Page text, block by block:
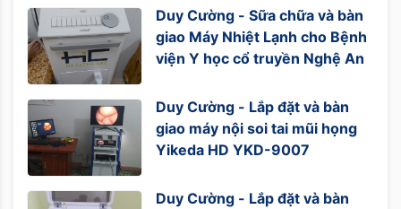
Duy Cường - Sữa chữa và bàn
giao Máy Nhiệt Lạnh cho Bệnh
viện Y học cổ truyền Nghệ An
Duy Cường - Lắp đặt và bàn
giao máy nội soi tai mũi họng
Yikeda HD YKD-9007
Duy Cường - Lắp đặt và bàn